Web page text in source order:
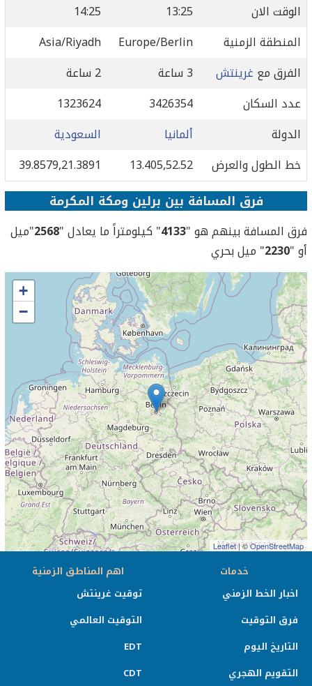
الوقت الان
13:25
14:25
المنطقة الزمنية
Europe/Berlin
Asia/Riyadh
الفرق مع غرينتش 3 ساعة
2 ساعة
عدد السكان
3426354
1323624
الدولة
ألمانيا
السعودية
خط الطول والعرض
13.405,52.52
39.8579,21.3891
فرق المسافة بين برلين ومكة المكرمة
فرق المسافة بينهم هو "4133" كيلومتراً ما يعادل "2568"ميل
أو "2230" ميل بحري
+
−
Leaflet| ©OpenStreetMap
خدمات
اخبار الخط الزمني
فرق التوقيت
التاريخ اليوم
التقويم الهجري
اهم المناطق الزمنية
توقيت غرينتش
التوقيت العالمي
EDT
CDT